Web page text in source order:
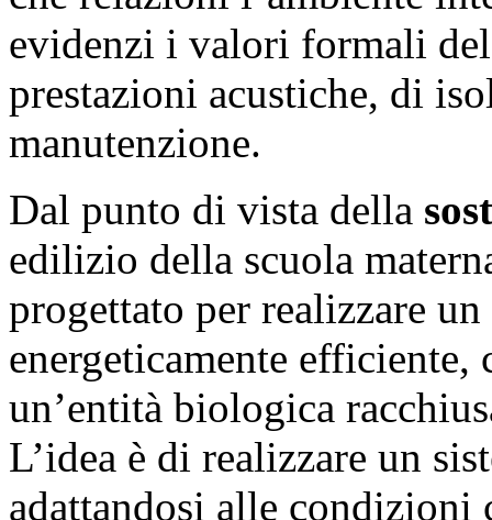
evidenzi i valori formali
prestazioni acustiche, di
manutenzione.
Dal punto di vista della
edilizio della scuola
progettato per realizzare
energeticamente efficiente,
un’entità biologica
L’idea è di realizzare un
adattandosi alle condizioni